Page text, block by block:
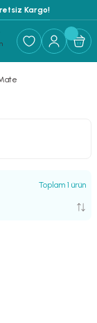
Kargo!
Toplam 1 ürün